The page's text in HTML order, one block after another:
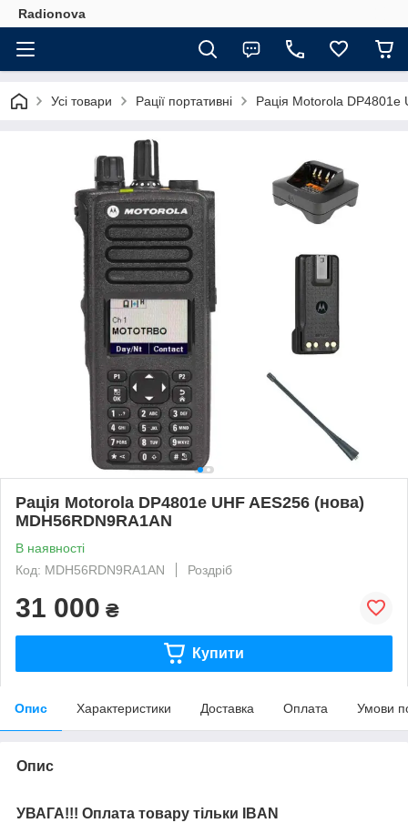
Radionova
Усі товари Рації портативні Рація Motorola DP4801e
Рація Motorola DP4801e UHF AES256 (нова)
MDH56RDN9RA1AN
В наявності
Код: MDH56RDN9RA1AN
Роздріб
31 000 ₴
Купити
Опис Характеристики Доставка Оплата Умови
Опис
УВАГА!!! Оплата товару тільки IBAN